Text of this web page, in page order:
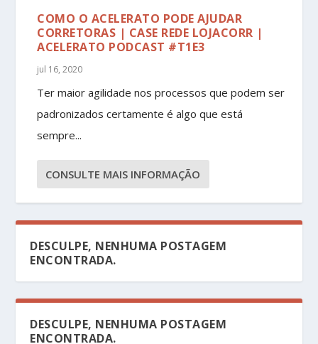
COMO O ACELERATO PODE AJUDAR
CORRETORAS | CASE REDE LOJACORR |
ACELERATO PODCAST #T1E3
jul 16, 2020
Ter maior agilidade nos processos que podem ser
padronizados certamente é algo que está
sempre...
CONSULTE MAIS INFORMAÇÃO
DESCULPE, NENHUMA POSTAGEM
ENCONTRADA.
DESCULPE, NENHUMA POSTAGEM
ENCONTRADA.